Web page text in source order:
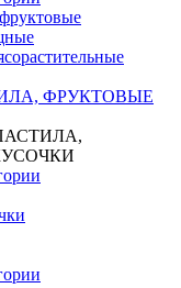
ФРУКТОВЫЕ